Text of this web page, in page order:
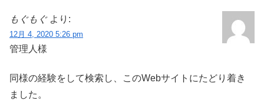
もぐもぐ より:
12月 4, 2020 5:26 pm
管理人様
同様の経験をして検索し、このWebサイトにたどり着き
ました。